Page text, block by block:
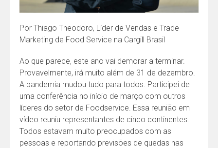
Por Thiago Theodoro, Líder de Vendas e Trade
Marketing de Food Service na Cargill Brasil
Ao que parece, este ano vai demorar a terminar.
Provavelmente, irá muito além de 31 de dezembro.
A pandemia mudou tudo para todos. Participei de
uma conferência no início de março com outros
líderes do setor de Foodservice. Essa reunião em
vídeo reuniu representantes de cinco continentes.
Todos estavam muito preocupados com as
pessoas e reportando previsões de quedas nas